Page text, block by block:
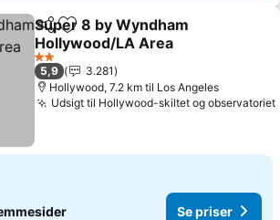
Del Føj til favoritter
Super 8 by Wyndham
Hollywood/LA Area
Se priser
2 Stjerner
5,9
3.281
Hollywood, 7.2 km til Los Angeles
Udsigt til Hollywood-skiltet og observatoriet
Se priser